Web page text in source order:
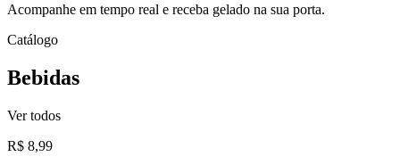
Acompanhe em tempo real e receba gelado na sua porta.
Catálogo
Bebidas
Ver todos
R$ 8,99